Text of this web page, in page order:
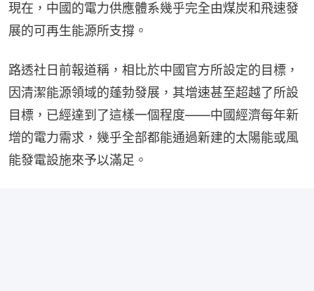
現在，中國的電力供應體系幾乎完全由煤炭和飛速發
展的可再生能源所支撐。
路透社日前報道稱，相比於中國官方所設定的目標，
因清潔能源領域的蓬勃發展，其增速甚至超越了所設
目標，已經達到了這樣一個程度——中國經濟每年新
增的電力需求，幾乎全部都能通過新建的太陽能或風
能發電設施來予以滿足。